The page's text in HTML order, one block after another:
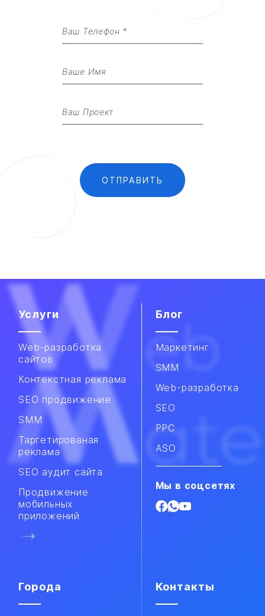
Услуги
Web-разработка
сайтов
Контекстная реклама
SEO продвижение
SMM​
Таргетированая
реклама
SEO аудит сайта
Продвижение
мобильных
приложений​
Блог
Маркетинг
SMM
Web-разработка
SEO
PPC
ASO
Мы в соцсетях
Города Контакты